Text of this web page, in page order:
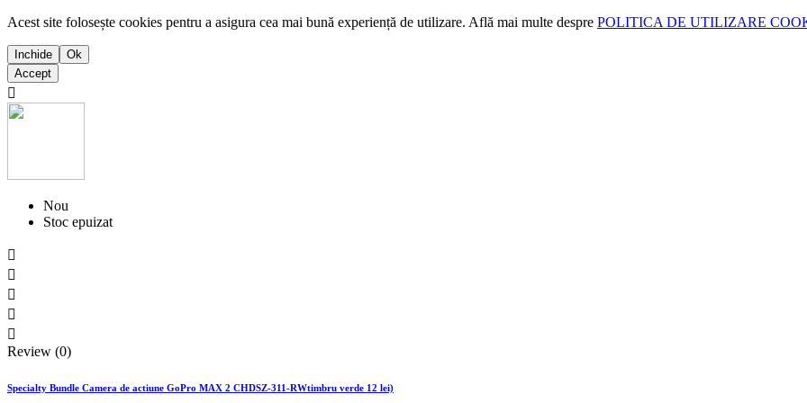
Acest site folosește cookies pentru a asigura cea mai bună experiență de utilizare. Află mai multe despre POLITICA DE UTILIZARE
Inchide
Ok
Accept

Nou
Stoc epuizat





Review (0)
Specialty Bundle Camera de actiune GoPro MAX 2 CHDSZ-311-RWtimbru verde 12 lei)